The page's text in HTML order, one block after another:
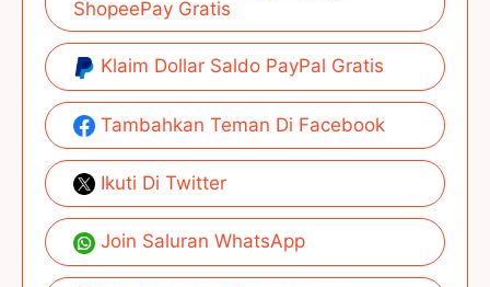
ShopeePay Gratis
Klaim Dollar Saldo PayPal Gratis
Tambahkan Teman Di Facebook
Ikuti Di Twitter
Join Saluran WhatsApp